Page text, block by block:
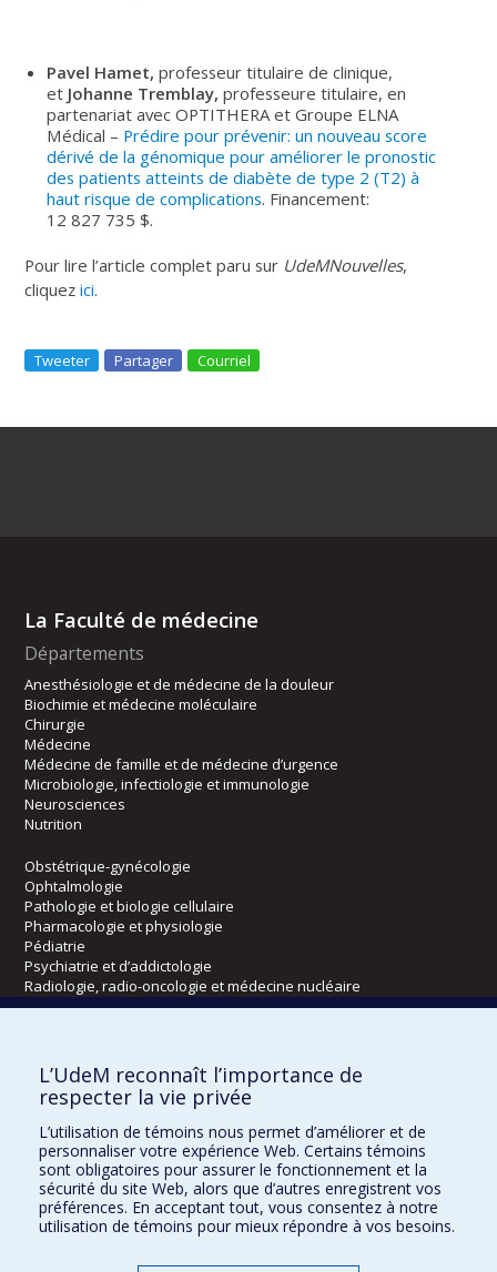
Pavel Hamet, professeur titulaire de clinique,
et Johanne Tremblay, professeure titulaire, en
partenariat avec OPTITHERA et Groupe ELNA
Médical – Prédire pour prévenir: un nouveau score
dérivé de la génomique pour améliorer le pronostic
des patients atteints de diabète de type 2 (T2) à
haut risque de complications. Financement:
12 827 735 $.
Pour lire l’article complet paru sur UdeMNouvelles,
cliquezici.
Tweeter Partager Courriel
La Faculté de médecine
Départements
Anesthésiologie et de médecine de la douleur
Biochimie et médecine moléculaire
Chirurgie
Médecine
Médecine de famille et de médecine d’urgence
Microbiologie, infectiologie et immunologie
Neurosciences
Nutrition
Obstétrique-gynécologie
Ophtalmologie
Pathologie et biologie cellulaire
Pharmacologie et physiologie
Pédiatrie
Psychiatrie et d’addictologie
Radiologie, radio-oncologie et médecine nucléaire
Kinésiologie et des sciences de l’activité physique
Orthophonie et audiologie
Réadaptation
Directions
DPC
CPASS
L’UdeM reconnaît l’importance de
respecter la vie privée
L’utilisation de témoins nous permet d’améliorer et de
personnaliser votre expérience Web. Certains témoins
sont obligatoires pour assurer le fonctionnement et la
sécurité du site Web, alors que d’autres enregistrent vos
préférences. En acceptant tout, vous consentez à notre
utilisation de témoins pour mieux répondre à vos besoins.